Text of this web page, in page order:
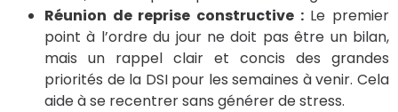
Réunion de reprise constructive :Le premier
point à l’ordre du jour ne doit pas être un bilan,
mais un rappel clair et concis des grandes
priorités de la DSI pour les semaines à venir. Cela
aide à se recentrer sans générer de stress.